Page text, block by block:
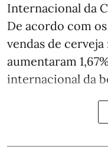
Internacional da
De acordo com
vendas de
aumentaram
internacional da